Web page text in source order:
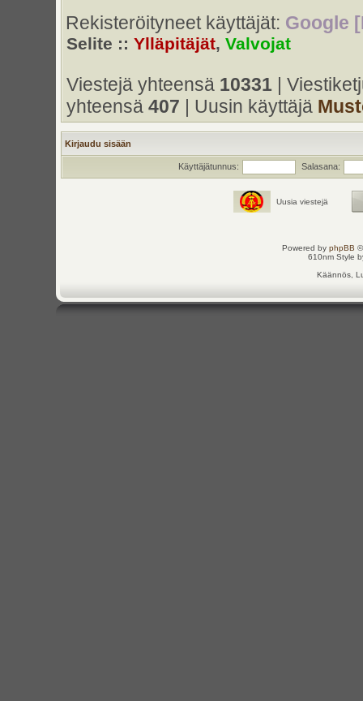
Rekisteröityneet käyttäjät: Google
Selite :: Ylläpitäjät, Valvojat
Viestejä yhteensä 10331 |
yhteensä 407 | Uusin käyttäjä
Kirjaudu sisään
Käyttäjätunnus: Salasana:
Uusia viestejä
Powered by phpBB
610nm Style
Käännös,